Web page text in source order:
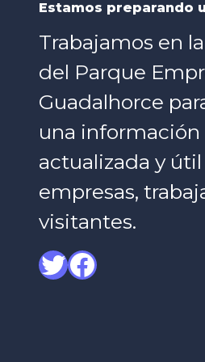
Estamos preparando
Trabajamos en
del Parque
Guadalhorce
una información
actualizada y útil
empresas,
visitantes.
Twitter
Facebook